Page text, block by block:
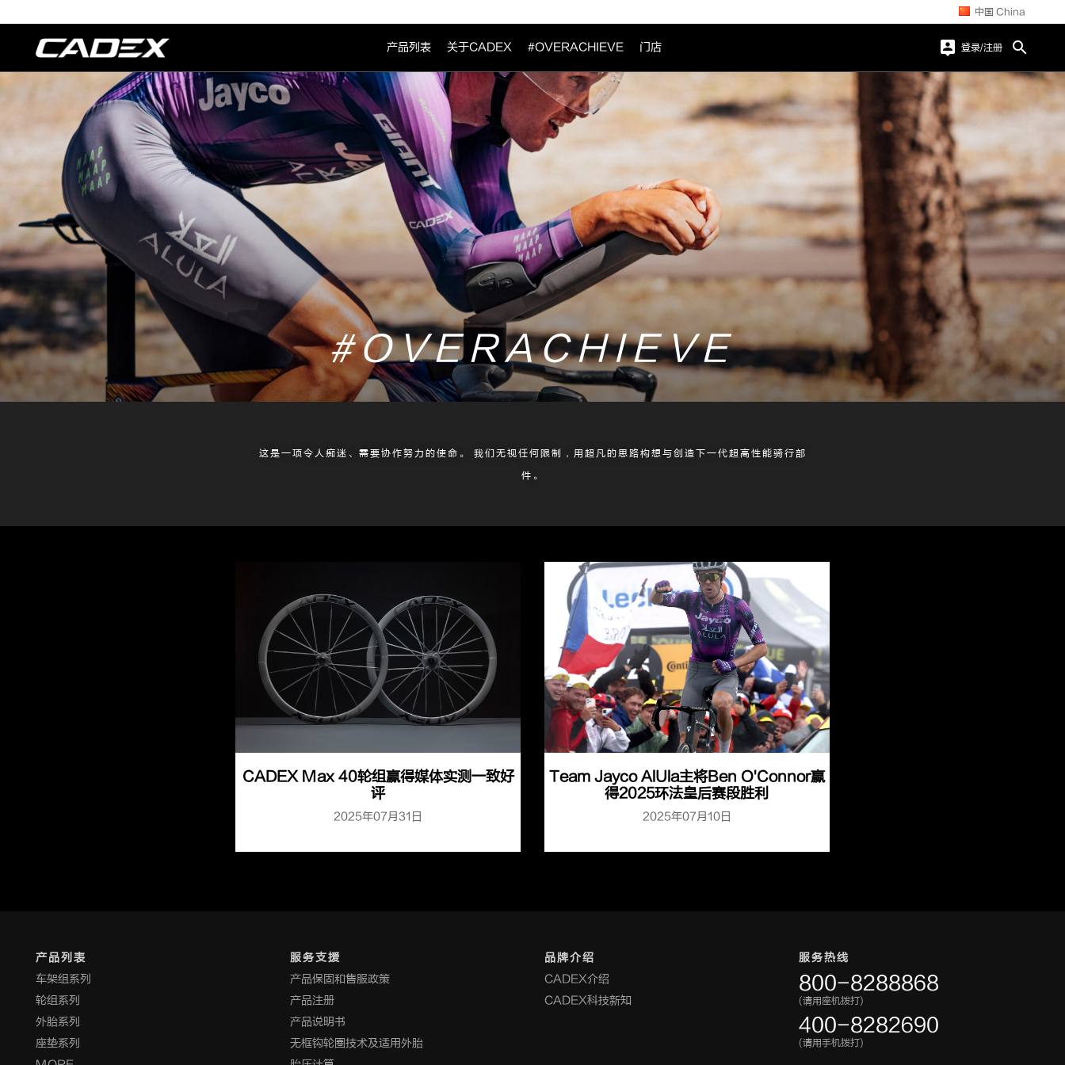
中国 China
产品列表 关于CADEX #OVERACHIEVE 门店  登录/注册 
#OVERACHIEVE
这是一项令人痴迷、需要协作努力的使命。 我们无视任何限制，用超凡的思路构想与创造下一代超高性能骑行部
件。
CADEX Max 40轮组赢得媒体实测一致好
评
2025年07月31日
Team Jayco AlUla主将Ben O'Connor赢
得2025环法皇后赛段胜利
2025年07月10日
产品列表
车架组系列
轮组系列
外胎系列
座垫系列
服务支援
产品保固和售服政策
产品注册
产品说明书
无框钩轮圈技术及适用外胎
品牌介绍
CADEX介绍
CADEX科技新知
服务热线
800-8288868
(请用座机拨打)
400-8282690
(请用手机拨打)